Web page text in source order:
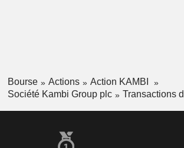
Bourse Actions
Action KAMBI
Société Kambi Group plc
Transactions